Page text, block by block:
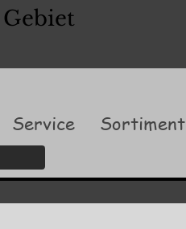
Service Sortiment